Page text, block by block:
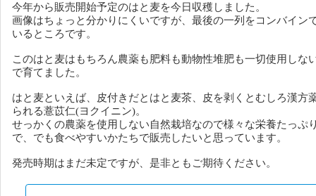
今年から販売開始予定のはと麦を今日収穫しました。
画像はちょっと分かりにくいですが、最後の一列をコンバイン
いるところです。
このはと麦はもちろん農薬も肥料も動物性堆肥も一切使用しな
で育てました。
はと麦といえば、皮付きだとはと麦茶、皮を剥くとむしろ漢方
られる薏苡仁(ヨクイニン)。
せっかくの農薬を使用しない自然栽培なので様々な栄養たっぷ
で、でも食べやすいかたちで販売したいと思っています。
発売時期はまだ未定ですが、是非ともご期待ください。